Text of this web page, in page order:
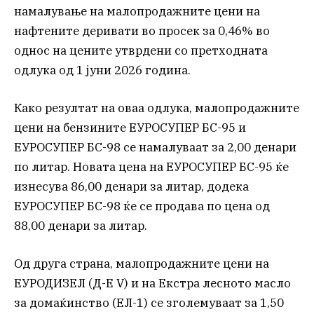
намалување на малопродажните цени на
нафтените деривати во просек за 0,46% во
однос на цените утврдени со претходната
одлука од 1 јуни 2026 година.
Како резултат на оваа одлука, малопродажните
цени на бензините ЕУРОСУПЕР БС-95 и
ЕУРОСУПЕР БС-98 се намалуваат за 2,00 денари
по литар. Новата цена на ЕУРОСУПЕР БС-95 ќе
изнесува 86,00 денари за литар, додека
ЕУРОСУПЕР БС-98 ќе се продава по цена од
88,00 денари за литар.
Од друга страна, малопродажните цени на
ЕУРОДИЗЕЛ (Д-Е V) и на Екстра лесното масло
за домаќинство (ЕЛ-1) се зголемуваат за 1,50